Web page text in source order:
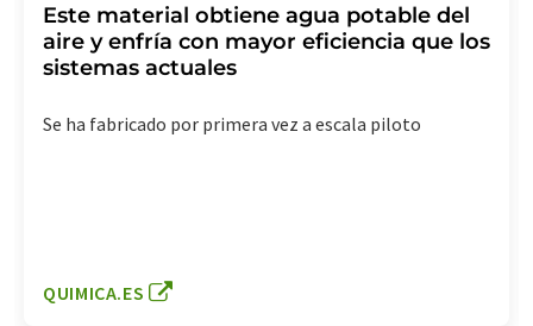
Este material obtiene agua potable del
aire y enfría con mayor eficiencia que los
sistemas actuales
Se ha fabricado por primera vez a escala piloto
QUIMICA.ES